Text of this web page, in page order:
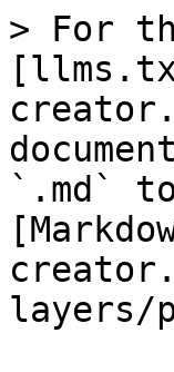
> For
`.md`
layers/